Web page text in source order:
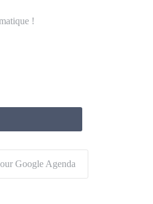
!
Google Agenda